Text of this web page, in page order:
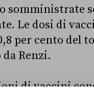
somministrate
Le dosi di
per cento del
Renzi.
di vaccini